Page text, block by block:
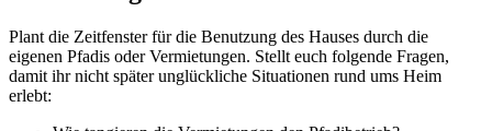
Plant die Zeitfenster für die Benutzung des Hauses durch die
eigenen Pfadis oder Vermietungen. Stellt euch folgende Fragen,
damit ihr nicht später unglückliche Situationen rund ums Heim
erlebt: